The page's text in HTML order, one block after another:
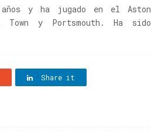
años y ha jugado en el Aston
y Portsmouth. Ha sido
Share it